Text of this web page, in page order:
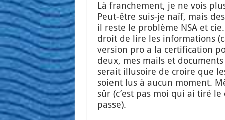
Là fran­che­ment, je ne vois
Peut-être suis-je naïf, mais
il reste le pro­blème NSA et
droit de lire les infor­ma­tions
ver­sion pro a la cer­ti­fi­ca­tion
deux, mes mails et
serait illu­soire de croire que
soient lus à aucun moment.
sûr (c’est pas moi qui ai tiré
passe).